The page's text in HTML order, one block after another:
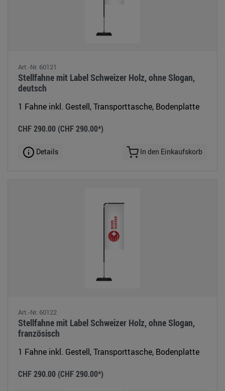
Art.-Nr. 60121
Stellfahne mit Label Schweizer Holz, ohne Slogan,
deutsch
1 Fahne inkl. Gestell, Transporttasche, Bodenplatte
CHF 290.00 (CHF 290.00*)
Details In den Einkaufskorb
Art.-Nr. 60122
Stellfahne mit Label Schweizer Holz, ohne Slogan,
französisch
1 Fahne inkl. Gestell, Transporttasche, Bodenplatte
CHF 290.00 (CHF 290.00*)